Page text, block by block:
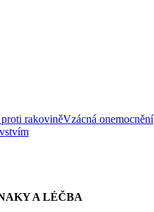
rakoviněVzácná onemocnění
A LÉČBA